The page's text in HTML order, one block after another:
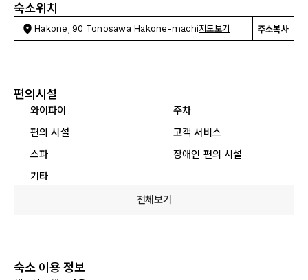
숙소위치
Hakone, 90 Tonosawa Hakone-machi지도보기 주소복사
편의시설
와이파이
주차
편의 시설
고객 서비스
스파
장애인 편의 시설
기타
전체보기
숙소 이용 정보